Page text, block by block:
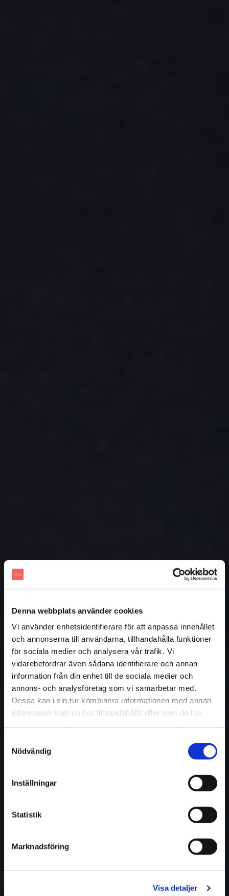
Denna webbplats använder cookies
Vi använder enhetsidentifierare för att anpassa innehållet
och annonserna till användarna, tillhandahålla funktioner
för sociala medier och analysera vår trafik. Vi
vidarebefordrar även sådana identifierare och annan
information från din enhet till de sociala medier och
annons- och analysföretag som vi samarbetar med.
Dessa kan i sin tur kombinera informationen med annan
information som du har tillhandahållit eller som de har
Nödvändig
Inställningar
Statistik
Marknadsföring
Visa detaljer